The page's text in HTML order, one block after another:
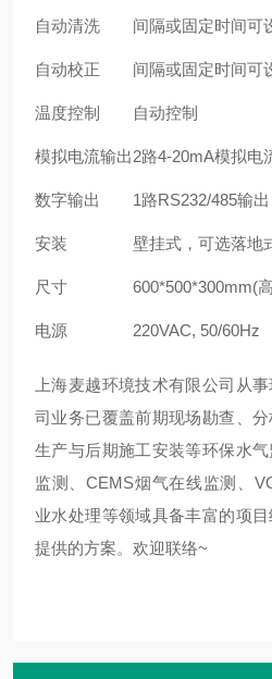
自动清洗 间隔或固定时间可
自动校正 间隔或固定时间可
温度控制 自动控制
模拟电流输出2路4-20mA模拟电
数字输出 1路RS232/485输出
安装 壁挂式，可选落地
尺寸 600*500*300mm(
电源 220VAC, 50/60Hz
上海麦越环境技术有限公司从
司业务已覆盖前期现场勘查、
生产与后期施工安装等环保水
监测、CEMS烟气在线监测、
业水处理等领域具备丰富的项
提供的方案。欢迎联络~